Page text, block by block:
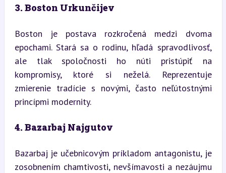
3. Boston Urkunčijev
Boston je postava rozkročená medzi dvoma
epochami. Stará sa o rodinu, hľadá spravodlivosť,
ale tlak spoločnosti ho núti pristúpiť na
kompromisy, ktoré si neželá. Reprezentuje
zmierenie tradície s novými, často neľútostnými
princípmi modernity.
4. Bazarbaj Najgutov
Bazarbaj je učebnicovým príkladom antagonistu, je
zosobnením chamtivosti, nevšímavosti a nezáujmu